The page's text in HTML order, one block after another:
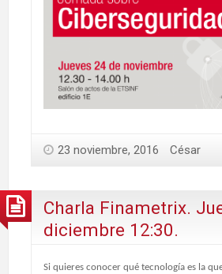
23 noviembre, 2016 César
Charla Finametrix.
diciembre 12:30.
Si quieres conocer qué tecnología es la